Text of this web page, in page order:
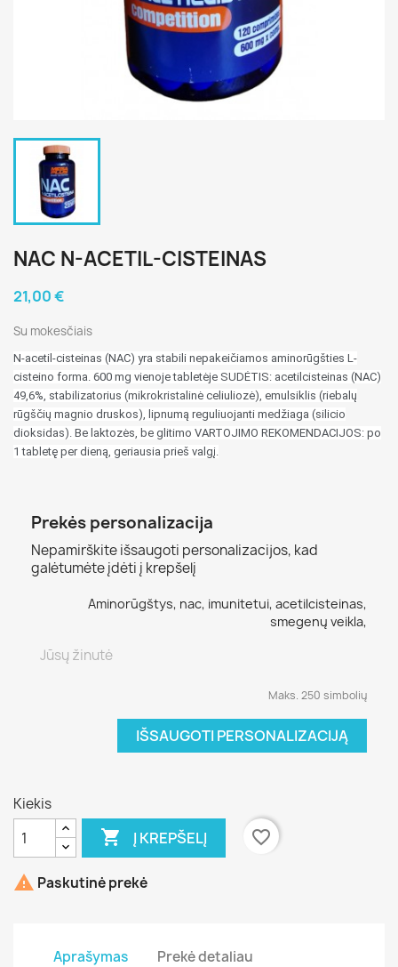
NAC N-ACETIL-CISTEINAS
21,00 €
Su mokesčiais
N-acetil-cisteinas (NAC) yra stabili nepakeičiamos aminorūgšties L-
cisteino forma. 600 mg vienoje tabletėje SUDĖTIS: acetilcisteinas (NAC)
49,6%, stabilizatorius (mikrokristalinė celiuliozė), emulsiklis (riebalų
rūgščių magnio druskos), lipnumą reguliuojanti medžiaga (silicio
dioksidas). Be laktozės, be glitimo VARTOJIMO REKOMENDACIJOS: po
1 tabletę per dieną, geriausia prieš valgį.
Prekės personalizacija
Nepamirškite išsaugoti personalizacijos, kad
galėtumėte įdėti į krepšelį
Aminorūgštys, nac, imunitetui, acetilcisteinas,
smegenų veikla,
Maks. 250 simbolių
IŠSAUGOTI PERSONALIZACIJĄ
Kiekis
 Į KREPŠELĮ favorite_border
 Paskutinė prekė
Aprašymas Prekė detaliau